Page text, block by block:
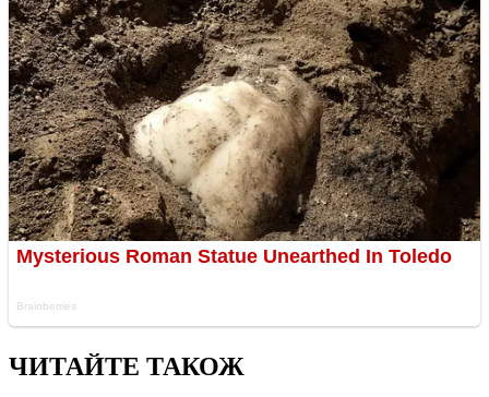
ЧИТАЙТЕ ТАКОЖ